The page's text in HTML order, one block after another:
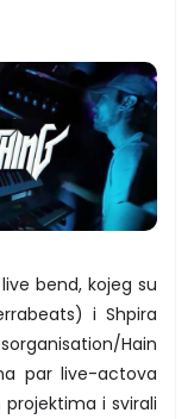
bend, kojeg su
i Shpira
Hain
par live-actova
i svirali